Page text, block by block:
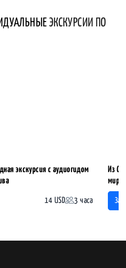
ЭКСКУРСИИ ПО
экскурсия с аудиогидом
14 USD 3 часа
Из
мира.